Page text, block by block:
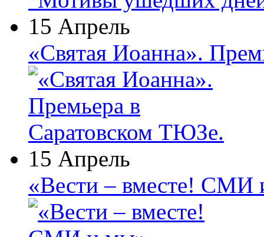
15 Апрель
«Святая Иоанна».
15 Апрель
«Вести – вместе! СМИ